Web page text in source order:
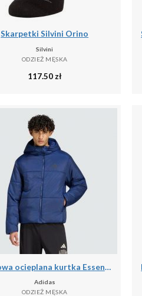
Skarpetki Silvini Orino
Silvini
ODZIEŻ MĘSKA
117.50 zł
Puchowa ocieplana kurtka Essentials Highloft
Adidas
ODZIEŻ MĘSKA